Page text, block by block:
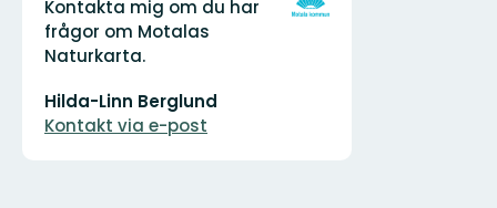
Adress
Kontakta mig om du har
frågor om Motalas
Naturkarta.
postadress
Hilda-Linn Berglund
Kontakt via e-post
Organisationens